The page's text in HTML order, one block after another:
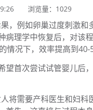
浏览量： 1029
，例如卵巢过度刺激
病理学中恢复后，对该
情况下，效率提高到40-
望首次尝试试管婴儿后
将需要产科医生和妇